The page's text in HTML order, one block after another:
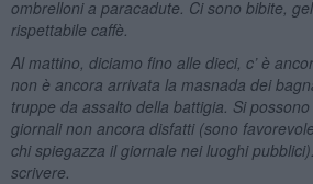
ombrelloni a paracadute. Ci sono bibite,
rispettabile caffè.
Al mattino, diciamo fino alle dieci, c’ è
non è ancora arrivata la masnada dei
truppe da assalto della battigia. Si
giornali non ancora disfatti (sono
chi spiegazza il giornale nei luoghi
scrivere.